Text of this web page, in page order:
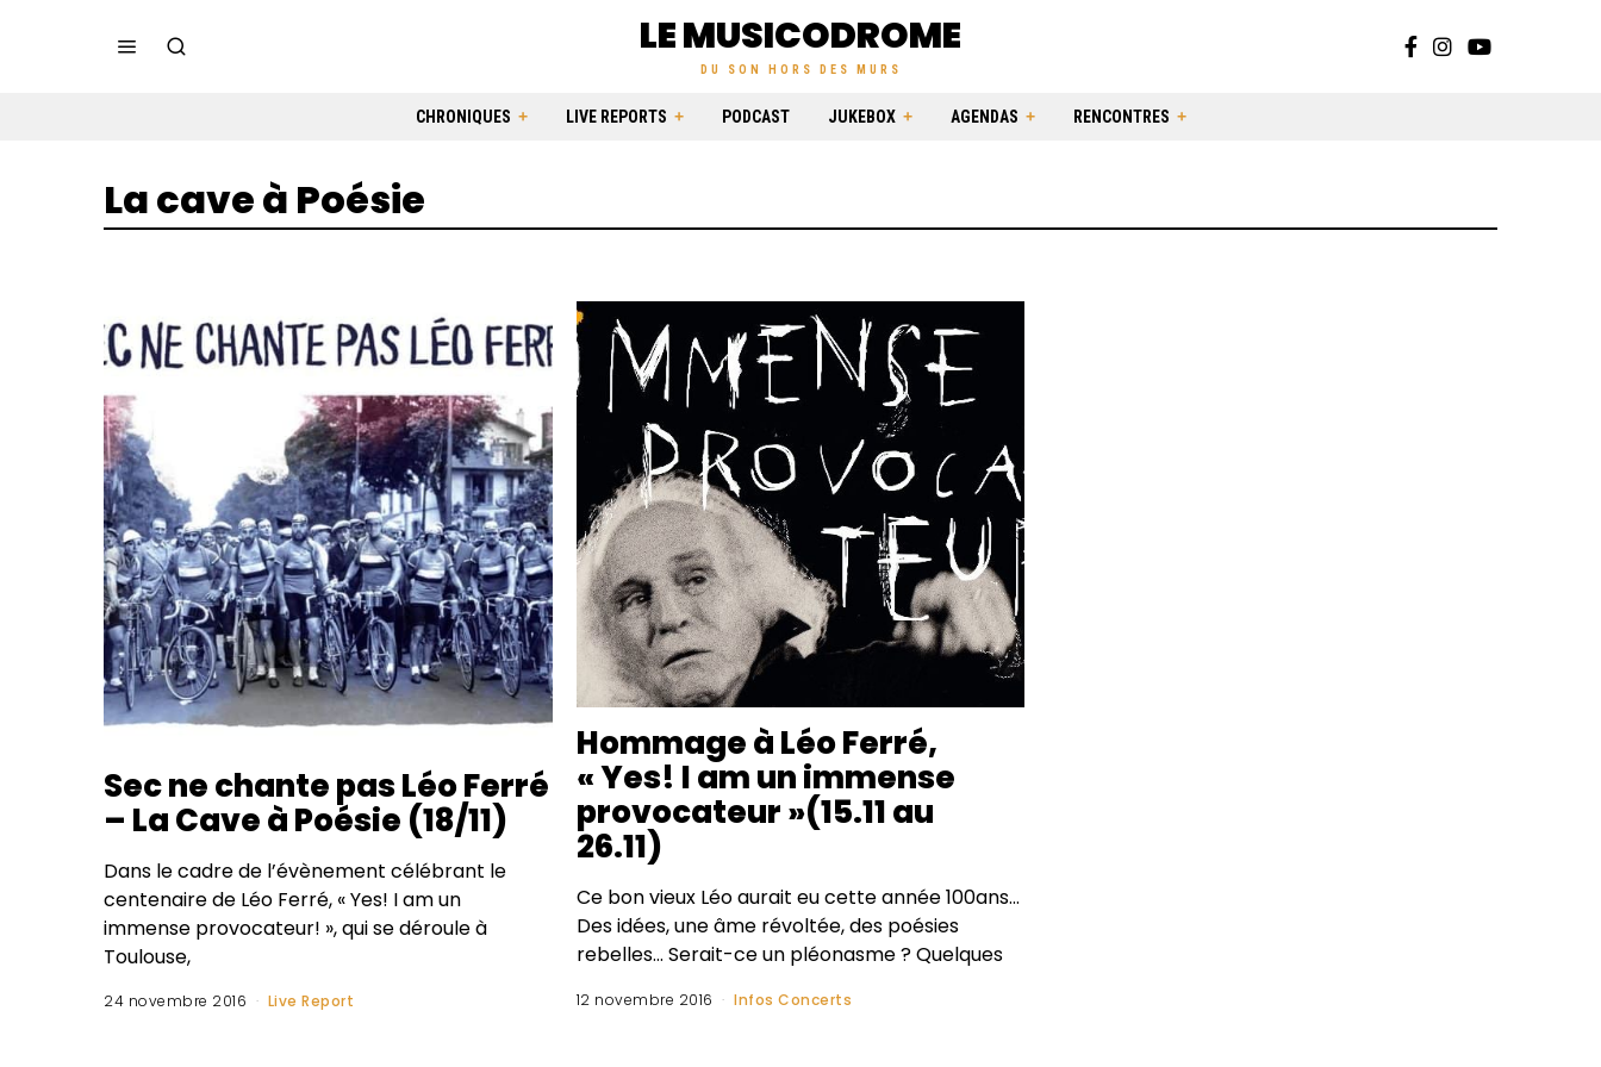
LE MUSICODROME
DU SON HORS DES MURS
CHRONIQUES LIVE REPORTS PODCAST JUKEBOX AGENDAS RENCONTRES
La cave à Poésie
Sec ne chante pas Léo Ferré
– La Cave à Poésie (18/11)
Dans le cadre de l’évènement célébrant le
centenaire de Léo Ferré, « Yes! I am un
immense provocateur! », qui se déroule à
Toulouse,
24 novembre 2016 Live Report
Hommage à Léo Ferré,
« Yes! I am un immense
provocateur »(15.11 au
26.11)
Ce bon vieux Léo aurait eu cette année 100ans…
Des idées, une âme révoltée, des poésies
rebelles… Serait-ce un pléonasme ? Quelques
12 novembre 2016 Infos Concerts